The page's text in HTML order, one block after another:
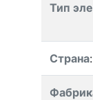
Тип
Страна: